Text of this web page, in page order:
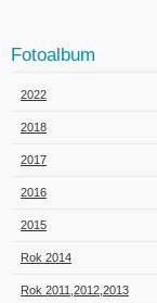
Fotoalbum
2022
2018
2017
2016
2015
Rok 2014
Rok 2011,2012,2013